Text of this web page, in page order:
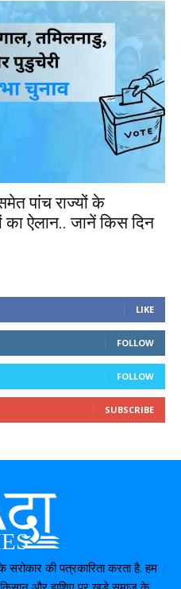
पांच राज्यों के
का ऐलान.. जानें किस दिन
LIKE
FOLLOW
FOLLOW
SUBSCRIBE
की पत्रकारिता करता है. हम